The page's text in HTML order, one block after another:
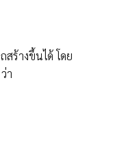
สร้างขึ้นได้ โดย
า